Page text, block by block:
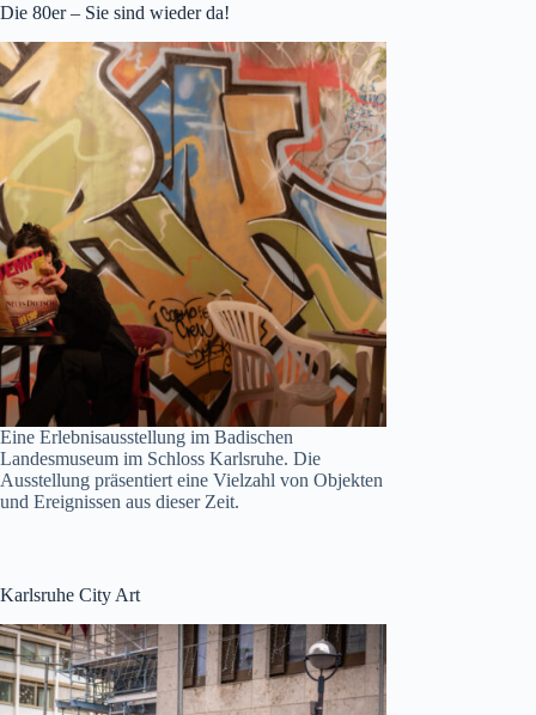
Die 80er – Sie sind wieder da!
Eine Erlebnisausstellung im Badischen
Landesmuseum im Schloss Karlsruhe. Die
Ausstellung präsentiert eine Vielzahl von Objekten
und Ereignissen aus dieser Zeit.
Karlsruhe City Art